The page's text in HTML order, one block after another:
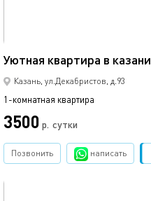
Уютная квартира в казани
Казань, ул.Декабристов, д.93
1-комнатная квартира
3500 р. сутки
Позвонить написать